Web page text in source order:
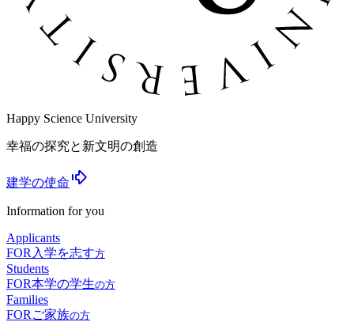
Happy Science University
幸福の探究と新文明の創造
建学の使命
Information for you
Applicants
FOR 入学を志す方
Students
FOR本学の学生の方
Families
FOR ご家族の方